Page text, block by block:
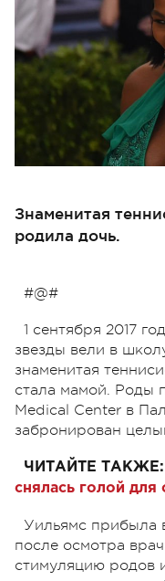
Знаменитая
родила дочь.
#@#
1 сентября 2017
звезды вели в
знаменитая
стала мамой. Роды
Medical Center в
забронирован
ЧИТАЙТЕ ТАКЖЕ:
снялась голой для
Уильямс прибыла
после осмотра
стимуляцию родов